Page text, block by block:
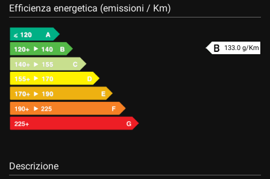
Efficienza energetica (emissioni / Km)
133.0 g/Km
Descrizione